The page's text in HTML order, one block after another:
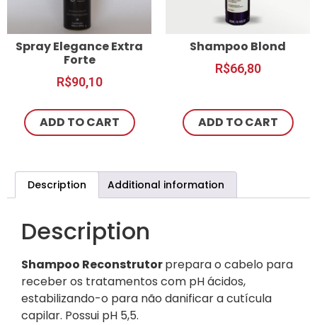
Spray Elegance Extra
Forte
R$90,10
ADD TO CART
Shampoo Blond
R$66,80
ADD TO CART
Description Additional information
Description
Shampoo Reconstrutorprepara o cabelo para
receber os tratamentos com pH ácidos,
estabilizando-o para não danificar a cutícula
capilar. Possui pH 5,5.